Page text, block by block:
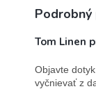
Podrobný
Tom Linen
Objavte
vyčnievať z